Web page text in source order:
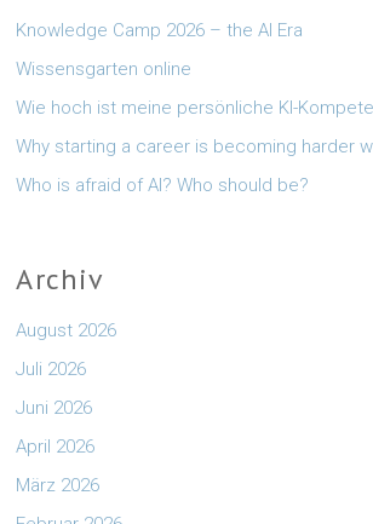
Knowledge Camp 2026 – the AI Era
Wissensgarten online
Wie hoch ist meine persönliche KI-
Why starting a career is becoming harder
Who is afraid of AI? Who should be?
Archiv
August 2026
Juli 2026
Juni 2026
April 2026
März 2026